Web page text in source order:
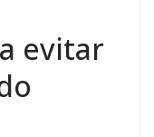
evitar